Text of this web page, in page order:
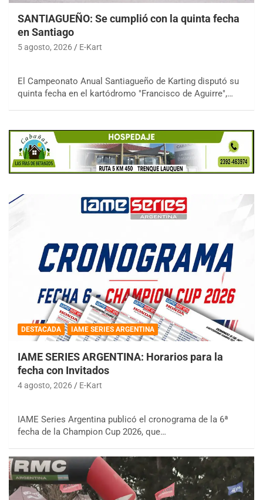
SANTIAGUEÑO: Se cumplió con la quinta fecha
en Santiago
5 agosto, 2026 E-Kart
El Campeonato Anual Santiagueño de Karting disputó su
quinta fecha en el kartódromo "Francisco de Aguirre",…
DESTACADA IAME SERIES ARGENTINA
IAME SERIES ARGENTINA: Horarios para la
fecha con Invitados
4 agosto, 2026 E-Kart
IAME Series Argentina publicó el cronograma de la 6ª
fecha de la Champion Cup 2026, que…